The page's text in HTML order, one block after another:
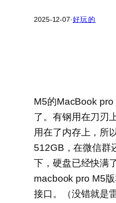
2025-12-07·好玩的
M5的MacBook pro
了。有钢用在刀刃
用在了内存上，所
512GB，在微信群
下，硬盘已经快满
macbook pro M5
接口。（没错就是